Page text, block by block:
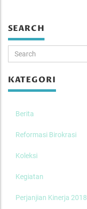
SEARCH
KATEGORI
Berita
Reformasi Birokrasi
Koleksi
Kegiatan
Perjanjian Kinerja 2018